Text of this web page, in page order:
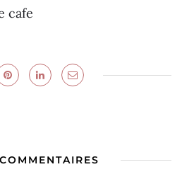
cafe